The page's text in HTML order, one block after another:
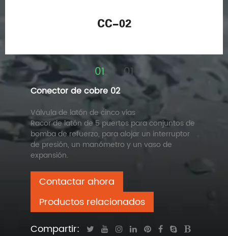
01 01
Conector de cobre 02
Válvula de latón de cinco vías
Racor de latón de 5 puertos para conjuntos de
bomba de refuerzo, para alojar un interruptor
de presión, un manómetro y un vaso de
expansión.
Contactar ahora
Productos relacionados
Compartir: